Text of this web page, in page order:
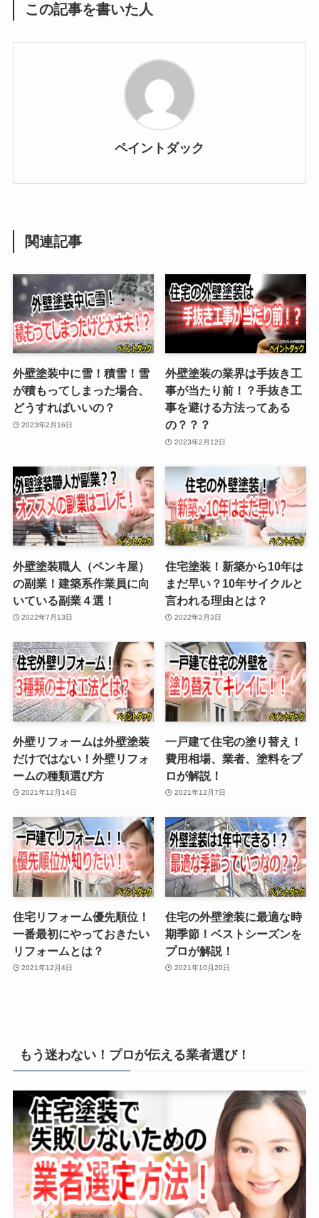
この記事を書いた人
ペイントダック
関連記事
外壁塗装中に雪！積雪！雪
が積もってしまった場合、
どうすればいいの？
2023年2月16日
外壁塗装の業界は手抜き工
事が当たり前！？手抜き工
事を避ける方法ってある
の？？？
2023年2月12日
外壁塗装職人（ペンキ屋）
の副業！建築系作業員に向
いている副業４選！
2022年7月13日
住宅塗装！新築から10年は
まだ早い？10年サイクルと
言われる理由とは？
2022年2月3日
外壁リフォームは外壁塗装
だけではない！外壁リフォ
ームの種類選び方
2021年12月14日
一戸建て住宅の塗り替え！
費用相場、業者、塗料をプ
ロが解説！
2021年12月7日
住宅リフォーム優先順位！
一番最初にやっておきたい
リフォームとは？
2021年12月4日
住宅の外壁塗装に最適な時
期季節！ベストシーズンを
プロが解説！
2021年10月20日
もう迷わない！プロが伝える業者選び！